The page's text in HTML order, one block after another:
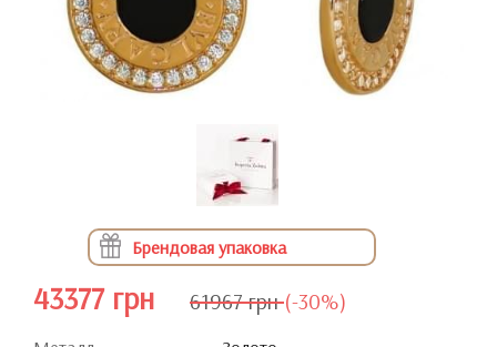
Брендовая упаковка
43377 грн 61967 грн (-30%)